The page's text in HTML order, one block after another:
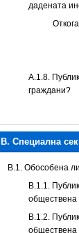
дадената
А.1.8.
граждани?
B. Специална
В.1. Обособена
В.1.1.
В.1.2.